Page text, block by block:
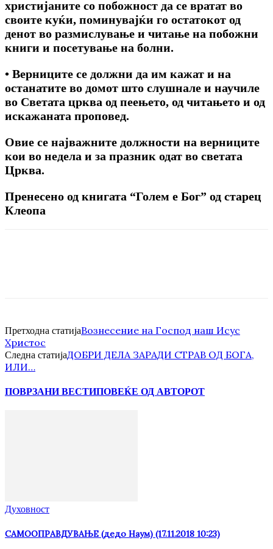
христијаните co побожност да се вратат во
своите куќи, поминувајќи го остатокот од
денот во размислување и читање на побожни
книги и посетување на болни.
• Верниците се должни да им кажат и на
останатите во домот што слушнале и научиле
во Светата црква од пеењето, од читањето и од
искажаната проповед.
Овие се најважните должности на верниците
кои во недела и за празник одат во светата
Црква.
Пренесено од книгата “Голем е Бог” од старец
Клеопа
Претходна статијаВознесение на Господ наш Исус
Христос
Следна статијаДОБРИ ДЕЛА ЗАРАДИ СТРАВ ОД БОГА,
ИЛИ…
ПОВРЗАНИ ВЕСТИПОВЕЌЕ ОД АВТОРОТ
Духовност
САМООПРАВДУВАЊЕ (дедо Наум) (17.11.2018 10:23)